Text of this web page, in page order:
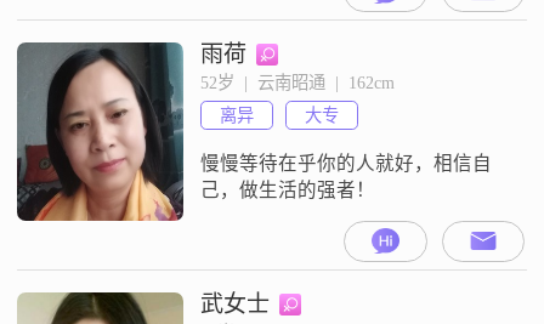
雨荷
52岁  |  云南昭通  |  162cm
离异
大专
慢慢等待在乎你的人就好，相信自
己，做生活的强者！
武女士